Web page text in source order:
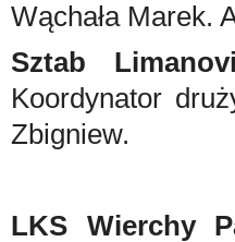
Wąchała Marek.
Sztab
Koordynator
Zbigniew.
LKS Wierchy